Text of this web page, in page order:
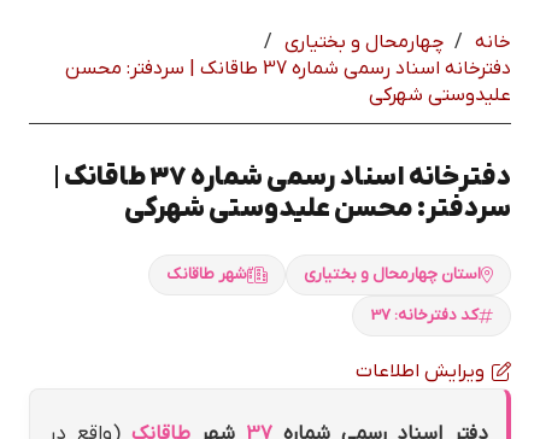
خانه / چهارمحال و بختياري /
دفترخانه اسناد رسمی شماره 37 طاقانك | سردفتر: محسن
عليدوستي شهركي
دفترخانه اسناد رسمی شماره 37 طاقانك |
سردفتر: محسن عليدوستي شهركي
استان چهارمحال و بختياري
شهر طاقانك
کد دفترخانه: 37
ویرایش اطلاعات